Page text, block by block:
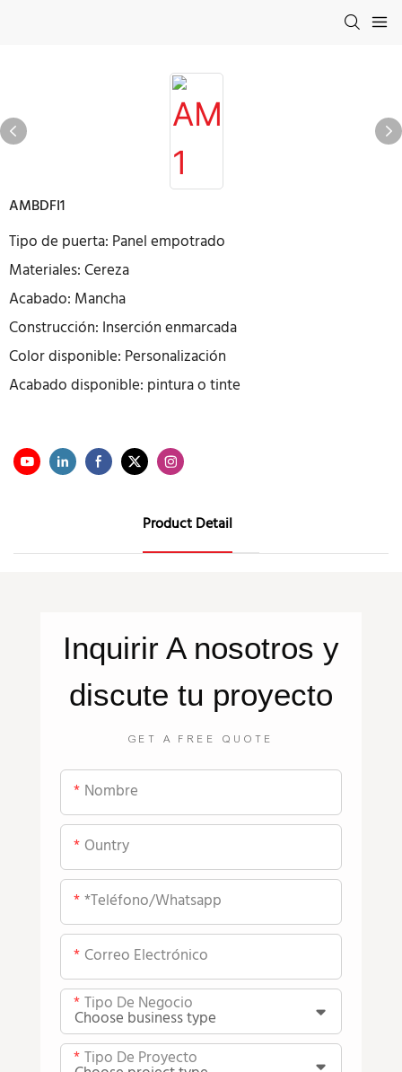
AMBDFI1
Tipo de puerta: Panel empotrado
Materiales: Cereza
Acabado: Mancha
Construcción: Inserción enmarcada
Color disponible: Personalización
Acabado disponible: pintura o tinte
Product Detail
Inquirir A nosotros y
discute tu proyecto
GET A FREE QUOTE
Nombre
Ountry
*teléfono/whatsapp
Correo Electrónico
Tipo De Negocio
Tipo De Proyecto